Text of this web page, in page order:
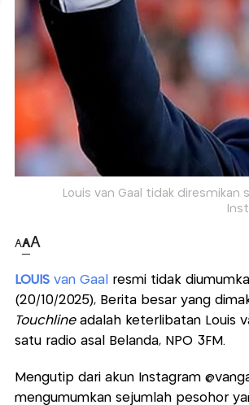
Louis van Gaal tidak
AAA
LOUISvan Gaal resmi tidak
(20/10/2025), Berita besar yang
Touchlineadalah keterlibatan Louis
satu radio asal Belanda, NPO 3FM.
Mengutip dari akun Instagram
mengumumkan sejumlah pesohor